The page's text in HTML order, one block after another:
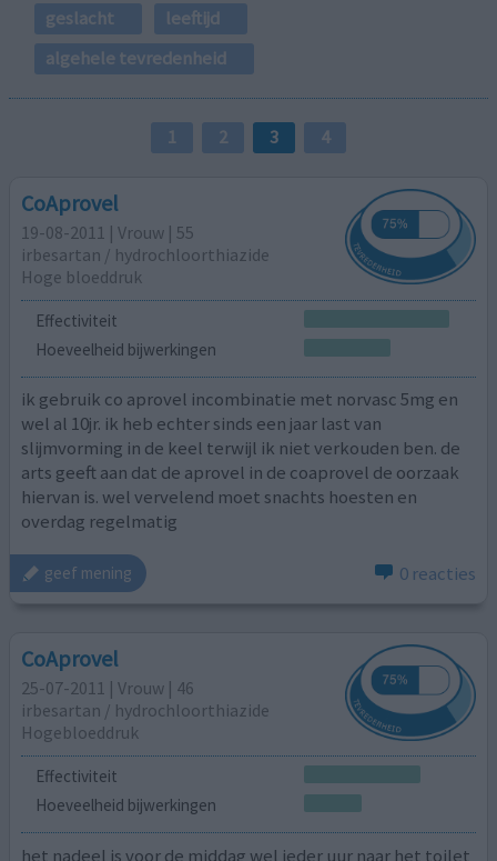
geslacht
leeftijd
algehele tevredenheid
1 2 3 4
CoAprovel
19-08-2011 | Vrouw | 55
irbesartan / hydrochloorthiazide
Hoge bloeddruk
Effectiviteit
Hoeveelheid bijwerkingen
ik gebruik co aprovel incombinatie met norvasc 5mg en
wel al 10jr. ik heb echter sinds een jaar last van
slijmvorming in de keel terwijl ik niet verkouden ben. de
arts geeft aan dat de aprovel in de coaprovel de oorzaak
hiervan is. wel vervelend moet snachts hoesten en
overdag regelmatig
geef mening 0 reacties
CoAprovel
25-07-2011 | Vrouw | 46
irbesartan / hydrochloorthiazide
Hogebloeddruk
Effectiviteit
Hoeveelheid bijwerkingen
het nadeel is voor de middag wel ieder uur naar het toilet